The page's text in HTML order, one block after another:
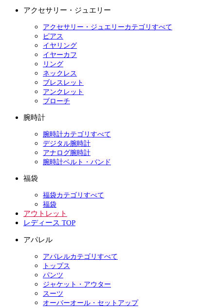
アクセサリー・ジュエリー
アクセサリー・ジュエリーカテゴリすべて
ピアス
イヤリング
イヤーカフ
リング
ネックレス
ブレスレット
アンクレット
ブローチ
腕時計
腕時計カテゴリすべて
デジタル腕時計
アナログ腕時計
腕時計ベルト・バンド
福袋
福袋カテゴリすべて
福袋
アウトレット
レディース TOP
アパレル
アパレルカテゴリすべて
トップス
パンツ
ジャケット・アウター
スーツ
オーバーオール・セットアップ